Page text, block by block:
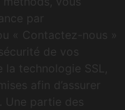
par
« Contactez-nous »
de vos
technologie SSL,
afin d’assurer
partie des